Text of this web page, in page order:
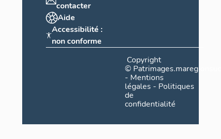
contacter
Aide
Accessibilité :
non conforme
Copyright
©
- Mentions
légales - Politiques
de
confidentialité